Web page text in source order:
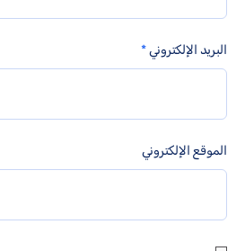
البريد الإلكتروني*
الموقع الإلكتروني